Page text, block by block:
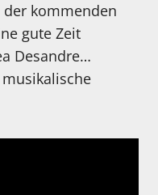
kommenden
gute Zeit
Desandre…